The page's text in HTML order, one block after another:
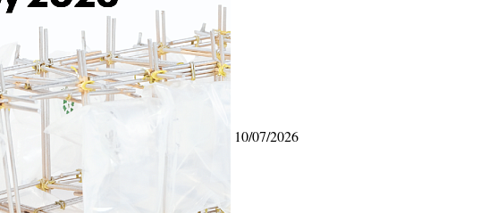
10/07/2026